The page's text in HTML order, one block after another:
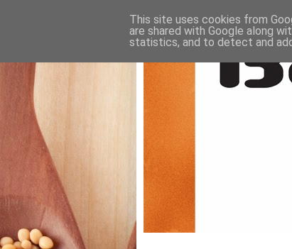
This site uses cookies from
are shared with Google along
statistics, and to detect and